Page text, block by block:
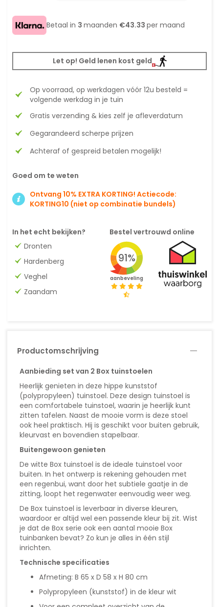
Betaal in 3 maanden €43.33 per maand
Let op! Geld lenen kost geld
Op voorraad, op werkdagen vóór 12u besteld =
volgende werkdag in je tuin
Gratis verzending & kies zelf je afleverdatum
Gegarandeerd scherpe prijzen
Achteraf of gespreid betalen mogelijk!
Goed om te weten
Ontvang 10% EXTRA KORTING! Actiecode:
KORTING10 (niet op combinatie bundels)
In het echt bekijken?
Dronten
Hardenberg
Veghel
Zaandam
Bestel vertrouwd online
91%
aanbeveling
Productomschrijving
Aanbieding set van 2 Box tuinstoelen
Heerlijk genieten in deze hippe kunststof
(polypropyleen) tuinstoel. Deze design tuinstoel is
een comfortabele tuinstoel, waarin je heerlijk kunt
zitten tafelen. Naast de mooie vorm is deze stoel
ook heel praktisch. Hij is geschikt voor buiten gebruik,
kleurvast en bovendien stapelbaar.
Buitengewoon genieten
De witte Box tuinstoel is de ideale tuinstoel voor
buiten. In het ontwerp is rekening gehouden met
een regenbui, want door het subtiele gaatje in de
zitting, loopt het regenwater eenvoudig weer weg.
De Box tuinstoel is leverbaar in diverse kleuren,
waardoor er altijd wel een passende kleur bij zit. Wist
je dat de Box serie ook een aantal mooie Box
tuinbanken bevat? Zo kun je alles in één stijl
inrichten.
Technische specificaties
Afmeting: B 65 x D 58 x H 80 cm
Polypropyleen (kunststof) in de kleur wit